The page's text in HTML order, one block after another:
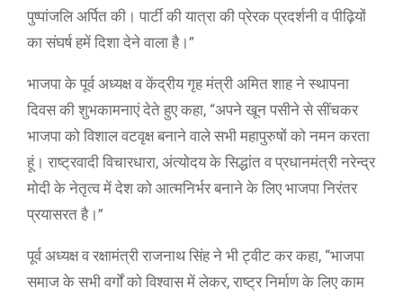
पुष्पांजलि अर्पित की। पार्टी की यात्रा की प्रेरक प्रदर्शनी व पीढ़ियों
का संघर्ष हमें दिशा देने वाला है।”
भाजपा के पूर्व अध्यक्ष व केंद्रीय गृह मंत्री अमित शाह ने स्थापना
दिवस की शुभकामनाएं देते हुए कहा, “अपने खून पसीने से सींचकर
भाजपा को विशाल वटवृक्ष बनाने वाले सभी महापुरुषों को नमन करता
हूं। राष्ट्रवादी विचारधारा, अंत्योदय के सिद्धांत व प्रधानमंत्री नरेन्द्र
मोदी के नेतृत्व में देश को आत्मनिर्भर बनाने के लिए भाजपा निरंतर
प्रयासरत है।”
पूर्व अध्यक्ष व रक्षामंत्री राजनाथ सिंह ने भी ट्वीट कर कहा, “भाजपा
समाज के सभी वर्गों को विश्वास में लेकर, राष्ट्र निर्माण के लिए काम